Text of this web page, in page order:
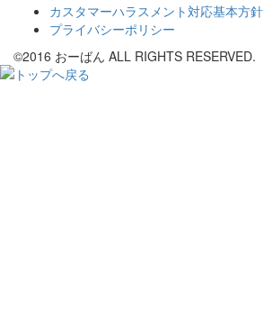
カスタマーハラスメント対応基本方針
プライバシーポリシー
©2016 おーばん ALL RIGHTS RESERVED.